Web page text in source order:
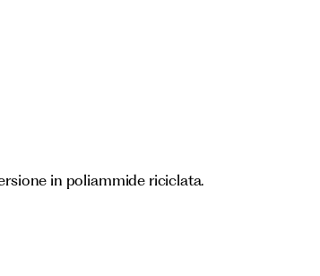
in poliammide riciclata.